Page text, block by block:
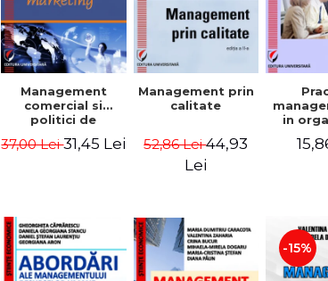
Management
comercial si
politici de
37,00 Lei31,45 Lei
Management prin
calitate
52,86 Lei44,93
Lei
in
-15%